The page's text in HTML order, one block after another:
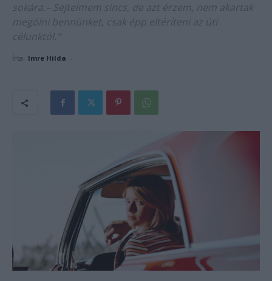
sokára.– Sejtelmem sincs, de azt érzem, nem akartak
megölni bennünket, csak épp eltéríteni az úti
célunktól."
Írta: Imre Hilda -